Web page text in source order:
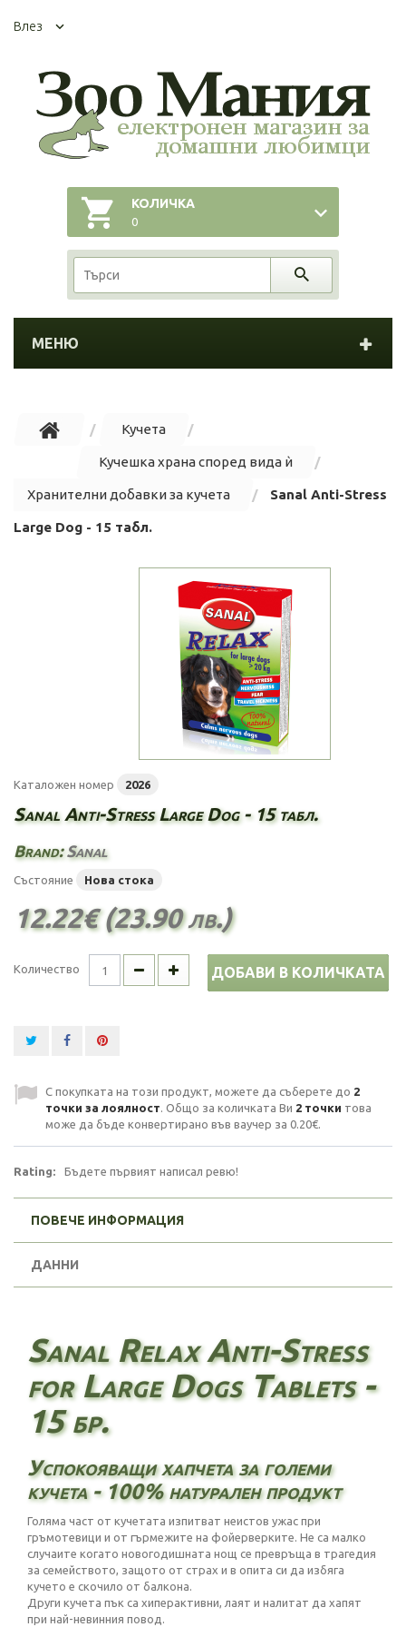
Влез
КОЛИЧКА
0
МЕНЮ
Кучета
Кучешка храна според вида ѝ
Хранителни добавки за кучета Sanal Anti-Stress
Large Dog - 15 табл.
Каталожен номер 2026
Sanal Anti-Stress Large Dog - 15 табл.
Brand:Sanal
Състояние Нова стока
12.22€ (23.90 лв.)
Количество ДОБАВИ В КОЛИЧКАТА
С покупката на този продукт, можете да съберете до 2
точки за лоялност. Общо за количката Ви 2 точки това
може да бъде конвертирано във ваучер за 0.20€.
Rating: Бъдете първият написал ревю!
ПОВЕЧЕ ИНФОРМАЦИЯ
ДАННИ
Sanal Relax Anti-Stress
for Large Dogs Tablets -
15 бр.
Успокояващи хапчета за големи
кучета - 100% натурален продукт
Голяма част от кучетата изпитват неистов ужас при
гръмотевици и от гърмежите на фойерверките. Не са малко
случаите когато новогодишната нощ се превръща в трагедия
за семейството, защото от страх и в опита си да избяга
кучето е скочило от балкона.
Други кучета пък са хиперактивни, лаят и налитат да хапят
при най-невинния повод.